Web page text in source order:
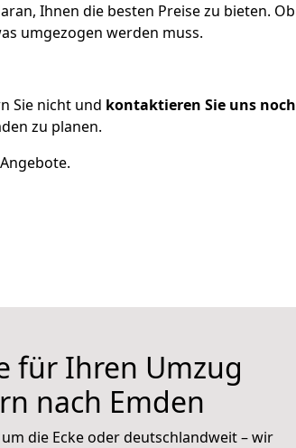
Ihnen die besten Preise zu bieten. Ob
umgezogen werden muss.
Sie nicht und kontaktieren Sie uns noch
zu planen.
für Ihren Umzug
nach Emden
die Ecke oder deutschlandweit – wir